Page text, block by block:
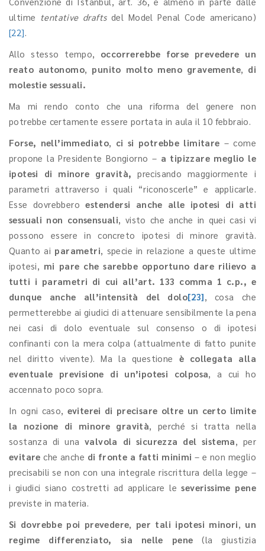
ultime tentative draftsdel Model Penal Code americano)
[22].
Allo stesso tempo, occorrerebbe forse prevedere un
reato autonomo, punito molto meno gravemente, di
molestie sessuali.
Ma mi rendo conto che una riforma del genere non
potrebbe certamente essere portata in aula il 10 febbraio.
Forse, nell’immediato, ci si potrebbe limitare – come
propone la Presidente Bongiorno – a tipizzare meglio le
ipotesi di minore gravità,precisando maggiormente i
parametri attraverso i quali “riconoscerle” e applicarle.
Esse dovrebberoestendersi anche alle ipotesi di atti
sessuali non consensuali, visto che anche in quei casi vi
possono essere in concreto ipotesi di minore gravità.
Quanto ai parametri, specie in relazione a queste ultime
ipotesi, mi pare che sarebbe opportuno dare rilievo a
tutti i parametri di cui all’art. 133 comma 1 c.p., e
dunque anche all’intensità del dolo[23], cosa che
permetterebbe ai giudici di attenuare sensibilmente la pena
nei casi di dolo eventuale sul consenso o di ipotesi
confinanti con la mera colpa (attualmente di fatto punite
nel diritto vivente). Ma la questione è collegata alla
eventuale previsione di un’ipotesi colposa, a cui ho
accennato poco sopra.
In ogni caso, eviterei di precisare oltre un certo limite
la nozione di minore gravità, perché si tratta nella
sostanza di unavalvola di sicurezza del sistema, per
evitare che anche di fronte a fatti minimi – e non meglio
precisabili se non con una integrale riscrittura della legge –
i giudici siano costretti ad applicare leseverissime pene
previste in materia.
Si dovrebbe poi prevedere, per tali ipotesi minori, un
regime differenziato, sia nelle pene (la giustizia